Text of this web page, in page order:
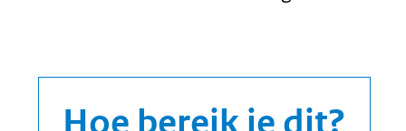
al lange tijd overbodig